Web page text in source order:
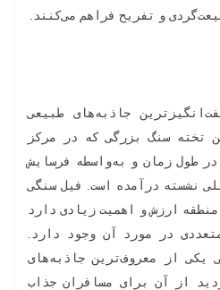
و تفریح فراهم می‌کنند.
جاذبه‌های طبیعی
تخته سنگ بزرگی که در مرکز
در طول زمان و به‌واسطه فرسایش
نشسته درآمده است. فیل سنگی
ارزش و اهمیت زیادی دارد
در مورد آن وجود دارد.
یکی از معروف‌ترین جاذبه‌های
از آن برای مسافران جذاب